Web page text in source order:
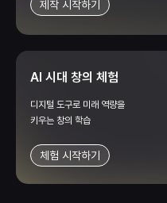
제작 시작하기
AI 시대 창의 체험
디지털 도구로 미래 역량을
키우는 창의 학습
체험 시작하기